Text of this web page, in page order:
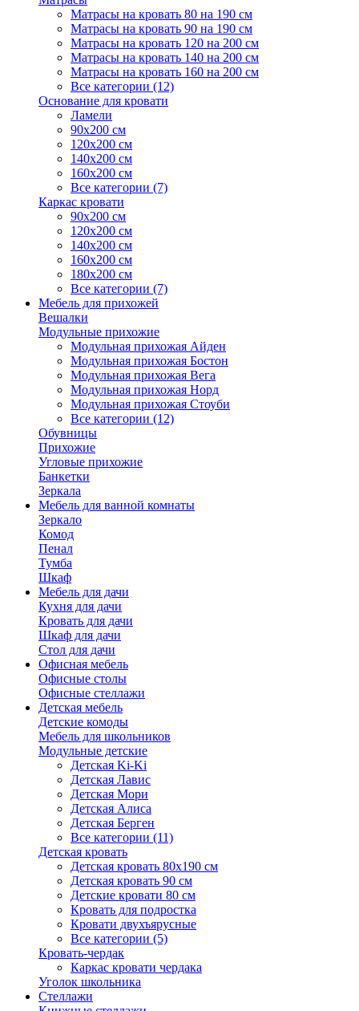
Матрасы на кровать 80 на 190 см
Матрасы на кровать 90 на 190 см
Матрасы на кровать 120 на 200 см
Матрасы на кровать 140 на 200 см
Матрасы на кровать 160 на 200 см
Все категории (12)
Основание для кровати
Ламели
90х200 см
120х200 см
140х200 см
160х200 см
Все категории (7)
Каркас кровати
90х200 см
120х200 см
140х200 см
160х200 см
180х200 см
Все категории (7)
Мебель для прихожей
Вешалки
Модульные прихожие
Модульная прихожая Айден
Модульная прихожая Бостон
Модульная прихожая Вега
Модульная прихожая Норд
Модульная прихожая Стоуби
Все категории (12)
Обувницы
Прихожие
Угловые прихожие
Банкетки
Зеркала
Мебель для ванной комнаты
Зеркало
Комод
Пенал
Тумба
Шкаф
Мебель для дачи
Кухня для дачи
Кровать для дачи
Шкаф для дачи
Стол для дачи
Офисная мебель
Офисные столы
Офисные стеллажи
Детская мебель
Детские комоды
Мебель для школьников
Модульные детские
Детская Ki-Ki
Детская Лавис
Детская Мори
Детская Алиса
Детская Берген
Все категории (11)
Детская кровать
Детская кровать 80х190 см
Детская кровать 90 см
Детские кровати 80 см
Кровать для подростка
Кровати двухъярусные
Все категории (5)
Кровать-чердак
Каркас кровати чердака
Уголок школьника
Стеллажи